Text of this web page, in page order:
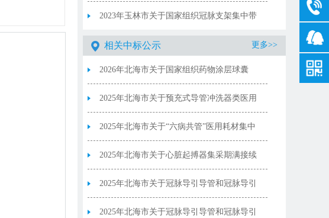
骨科脊柱类耗材集中带量采购中选结果
2023年玉林市关于国家组织冠脉支架集中带
量采购协议期满后接续采购中选结果
相关中标公示 更多>>
2026年北海市关于国家组织药物涂层球囊
类、泌尿介入类医用耗材集中带量采购中选
结果
2025年北海市关于预充式导管冲洗器类医用
耗材集中带量采购中选产品清单
2025年北海市关于“六病共管”医用耗材集中
带量采购中选结果清单
2025年北海市关于心脏起搏器集采期满接续
中选产品供应清单
2025年北海市关于冠脉导引导管和冠脉导引
导丝协议期满接续集中带量采购新增中选产
2025年北海市关于冠脉导引导管和冠脉导引